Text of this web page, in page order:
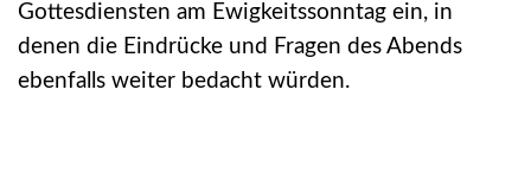
Gottesdiensten am Ewigkeitssonntag ein, in
denen die Eindrücke und Fragen des Abends
ebenfalls weiter bedacht würden.